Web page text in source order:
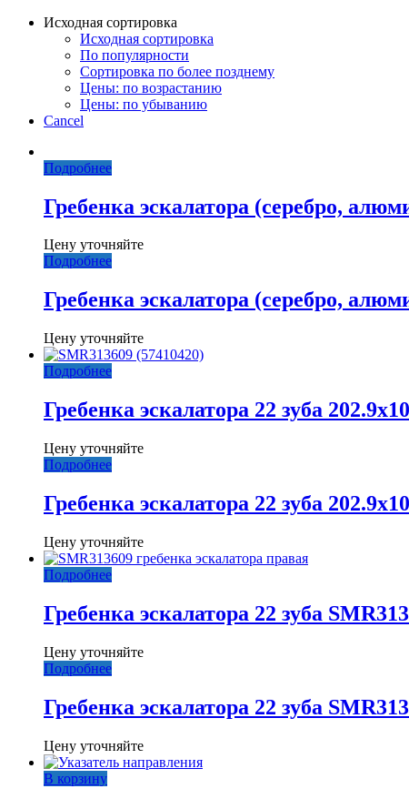
Исходная сортировка
Исходная сортировка
По популярности
Сортировка по более позднему
Цены: по возрастанию
Цены: по убыванию
Cancel
Подробнее
Гребенка эскалатора (серебро,
Цену уточняйте
Подробнее
Гребенка эскалатора (серебро,
Цену уточняйте
Подробнее
Гребенка эскалатора 22 зуба
Цену уточняйте
Подробнее
Гребенка эскалатора 22 зуба
Цену уточняйте
Подробнее
Гребенка эскалатора 22 зуба
Цену уточняйте
Подробнее
Гребенка эскалатора 22 зуба
Цену уточняйте
В корзину